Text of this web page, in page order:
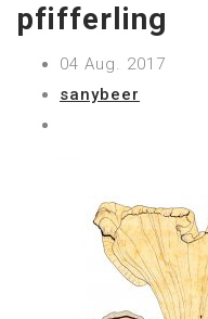
pfifferling
04 Aug. 2017
sanybeer